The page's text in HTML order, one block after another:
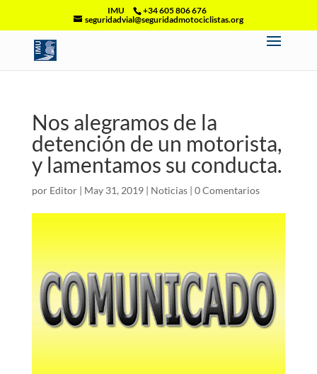
IMU
+34 605 806 676
seguridadvial@seguridadmotociclistas.org
Nos alegramos de la
detención de un motorista,
y lamentamos su conducta.
por Editor| May 31, 2019| Noticias| 0 Comentarios